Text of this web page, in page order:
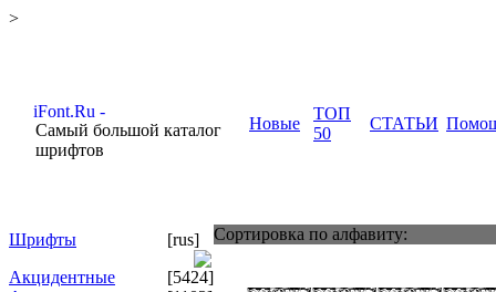
>
Самый большой каталог
шрифтов
Новые
ТОП
50
СТАТЬИ
Шрифты
[rus]
Акцидентные
[5424]
Сортировка по алфавиту: